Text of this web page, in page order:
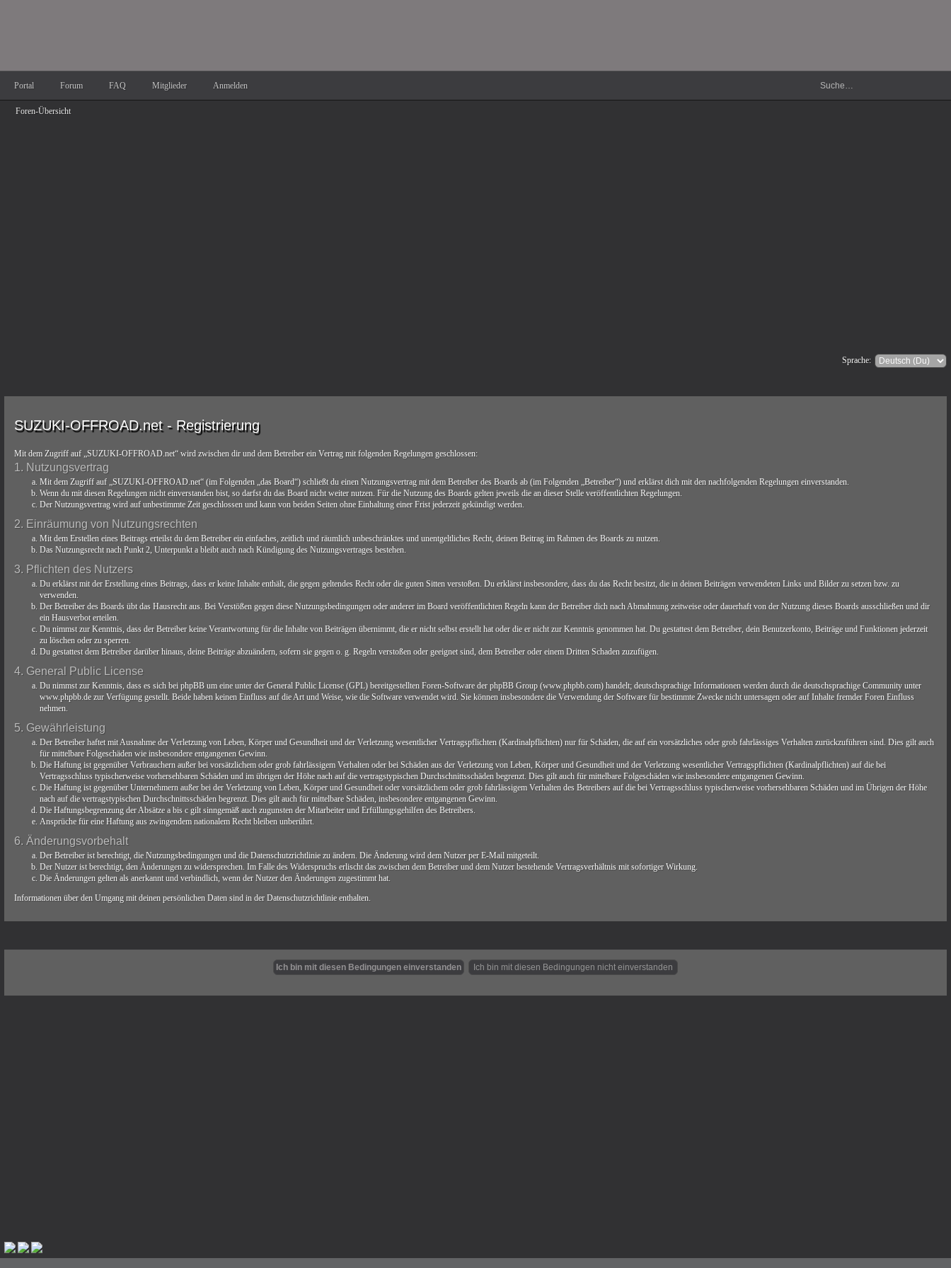
Portal Forum FAQ Mitglieder Anmelden
Foren-Übersicht
Sprache:
SUZUKI-OFFROAD.net - Registrierung
Mit dem Zugriff auf „SUZUKI-OFFROAD.net“ wird zwischen dir und dem Betreiber ein Vertrag mit folgenden Regelungen geschlossen:
1. Nutzungsvertrag
Mit dem Zugriff auf „SUZUKI-OFFROAD.net“ (im Folgenden „das Board“) schließt du einen Nutzungsvertrag mit dem Betreiber des Boards ab (im Folgenden „Betreiber“) und erklärst dich mit den nachfolgenden Regelungen einverstanden.
Wenn du mit diesen Regelungen nicht einverstanden bist, so darfst du das Board nicht weiter nutzen. Für die Nutzung des Boards gelten jeweils die an dieser Stelle veröffentlichten Regelungen.
Der Nutzungsvertrag wird auf unbestimmte Zeit geschlossen und kann von beiden Seiten ohne Einhaltung einer Frist jederzeit gekündigt werden.
2. Einräumung von Nutzungsrechten
Mit dem Erstellen eines Beitrags erteilst du dem Betreiber ein einfaches, zeitlich und räumlich unbeschränktes und unentgeltliches Recht, deinen Beitrag im Rahmen des Boards zu nutzen.
Das Nutzungsrecht nach Punkt 2, Unterpunkt a bleibt auch nach Kündigung des Nutzungsvertrages bestehen.
3. Pflichten des Nutzers
Du erklärst mit der Erstellung eines Beitrags, dass er keine Inhalte enthält, die gegen geltendes Recht oder die guten Sitten verstoßen. Du erklärst insbesondere, dass du das Recht besitzt, die in deinen Beiträgen verwendeten Links und Bilder zu setzen bzw. zu
verwenden.
Der Betreiber des Boards übt das Hausrecht aus. Bei Verstößen gegen diese Nutzungsbedingungen oder anderer im Board veröffentlichten Regeln kann der Betreiber dich nach Abmahnung zeitweise oder dauerhaft von der Nutzung dieses Boards ausschließen und dir
ein Hausverbot erteilen.
Du nimmst zur Kenntnis, dass der Betreiber keine Verantwortung für die Inhalte von Beiträgen übernimmt, die er nicht selbst erstellt hat oder die er nicht zur Kenntnis genommen hat. Du gestattest dem Betreiber, dein Benutzerkonto, Beiträge und Funktionen jederzeit
zu löschen oder zu sperren.
Du gestattest dem Betreiber darüber hinaus, deine Beiträge abzuändern, sofern sie gegen o. g. Regeln verstoßen oder geeignet sind, dem Betreiber oder einem Dritten Schaden zuzufügen.
4. General Public License
Du nimmst zur Kenntnis, dass es sich bei phpBB um eine unter der General Public License (GPL) bereitgestellten Foren-Software der phpBB Group (www.phpbb.com) handelt; deutschsprachige Informationen werden durch die deutschsprachige Community unter
www.phpbb.de zur Verfügung gestellt. Beide haben keinen Einfluss auf die Art und Weise, wie die Software verwendet wird. Sie können insbesondere die Verwendung der Software für bestimmte Zwecke nicht untersagen oder auf Inhalte fremder Foren Einfluss
nehmen.
5. Gewährleistung
Der Betreiber haftet mit Ausnahme der Verletzung von Leben, Körper und Gesundheit und der Verletzung wesentlicher Vertragspflichten (Kardinalpflichten) nur für Schäden, die auf ein vorsätzliches oder grob fahrlässiges Verhalten zurückzuführen sind. Dies gilt auch
für mittelbare Folgeschäden wie insbesondere entgangenen Gewinn.
Die Haftung ist gegenüber Verbrauchern außer bei vorsätzlichem oder grob fahrlässigem Verhalten oder bei Schäden aus der Verletzung von Leben, Körper und Gesundheit und der Verletzung wesentlicher Vertragspflichten (Kardinalpflichten) auf die bei
Vertragsschluss typischerweise vorhersehbaren Schäden und im übrigen der Höhe nach auf die vertragstypischen Durchschnittsschäden begrenzt. Dies gilt auch für mittelbare Folgeschäden wie insbesondere entgangenen Gewinn.
Die Haftung ist gegenüber Unternehmern außer bei der Verletzung von Leben, Körper und Gesundheit oder vorsätzlichem oder grob fahrlässigem Verhalten des Betreibers auf die bei Vertragsschluss typischerweise vorhersehbaren Schäden und im Übrigen der Höhe
nach auf die vertragstypischen Durchschnittsschäden begrenzt. Dies gilt auch für mittelbare Schäden, insbesondere entgangenen Gewinn.
Die Haftungsbegrenzung der Absätze a bis c gilt sinngemäß auch zugunsten der Mitarbeiter und Erfüllungsgehilfen des Betreibers.
Ansprüche für eine Haftung aus zwingendem nationalem Recht bleiben unberührt.
6. Änderungsvorbehalt
Der Betreiber ist berechtigt, die Nutzungsbedingungen und die Datenschutzrichtlinie zu ändern. Die Änderung wird dem Nutzer per E-Mail mitgeteilt.
Der Nutzer ist berechtigt, den Änderungen zu widersprechen. Im Falle des Widerspruchs erlischt das zwischen dem Betreiber und dem Nutzer bestehende Vertragsverhältnis mit sofortiger Wirkung.
Die Änderungen gelten als anerkannt und verbindlich, wenn der Nutzer den Änderungen zugestimmt hat.
Informationen über den Umgang mit deinen persönlichen Daten sind in der Datenschutzrichtlinie enthalten.